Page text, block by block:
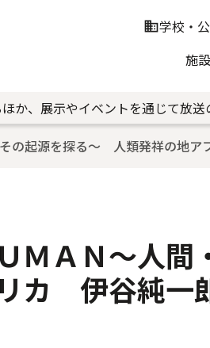
business学校・
施
か、展示やイベントを通じて放送
の起源を探る～ 人類発祥の地
ＡＮ～人間
カ 伊谷純一